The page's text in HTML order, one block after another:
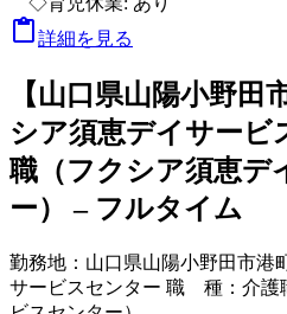
詳細を見る
【山口県山陽小野田
シア須恵デイサービ
職（フクシア須恵デ
ー） – フルタイム
勤務地： 山口県山陽小野田市港
サービスセンター 職 種： 介護